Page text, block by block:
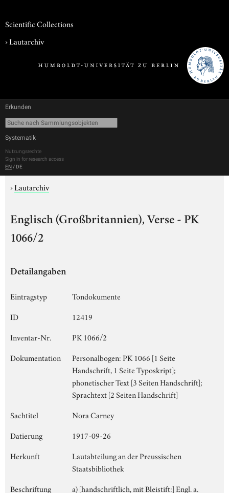
Scientific Collections
›Lautarchiv
Erkunden
Systematik
Nutzungsrechte
Sign in for research access
EN / DE
›Lautarchiv
Englisch (Großbritannien), Verse - PK
1066/2
Detailangaben
Eintragstyp
Tondokumente
ID
12419
Inventar-Nr.
PK 1066/2
Dokumentation
Personalbogen: PK 1066 [1 Seite
Handschrift, 1 Seite Typoskript];
phonetischer Text [3 Seiten Handschrift];
Sprachtext [2 Seiten Handschrift]
Sachtitel
Nora Carney
Datierung
1917-09-26
Herkunft
Lautabteilung an der Preussischen
Staatsbibliothek
Beschriftung
a) [handschriftlich, mit Bleistift:] Engl. a.